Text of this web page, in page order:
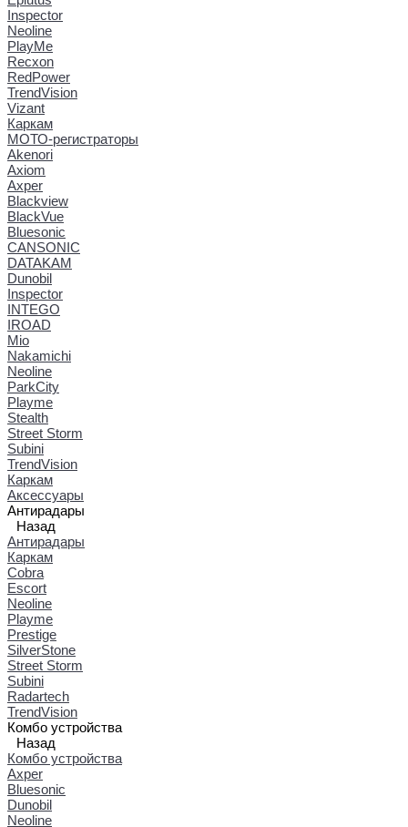
Inspector
Neoline
PlayMe
Recxon
RedPower
TrendVision
Vizant
Каркам
МОТО-регистраторы
Akenori
Axiom
Axper
Blackview
BlackVue
Bluesonic
CANSONIC
DATAKAM
Dunobil
Inspector
INTEGO
IROAD
Mio
Nakamichi
Neoline
ParkCity
Playme
Stealth
Street Storm
Subini
TrendVision
Каркам
Аксессуары
Антирадары
Назад
Антирадары
Каркам
Cobra
Escort
Neoline
Playme
Prestige
SilverStone
Street Storm
Subini
Radartech
TrendVision
Комбо устройства
Назад
Комбо устройства
Axper
Bluesonic
Dunobil
Neoline